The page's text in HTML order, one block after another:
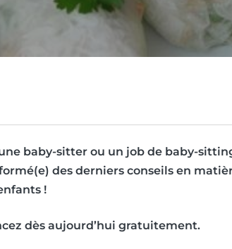
baby-sitter ou un job de baby-
des derniers conseils en
!
dès aujourd’hui gratuitement.